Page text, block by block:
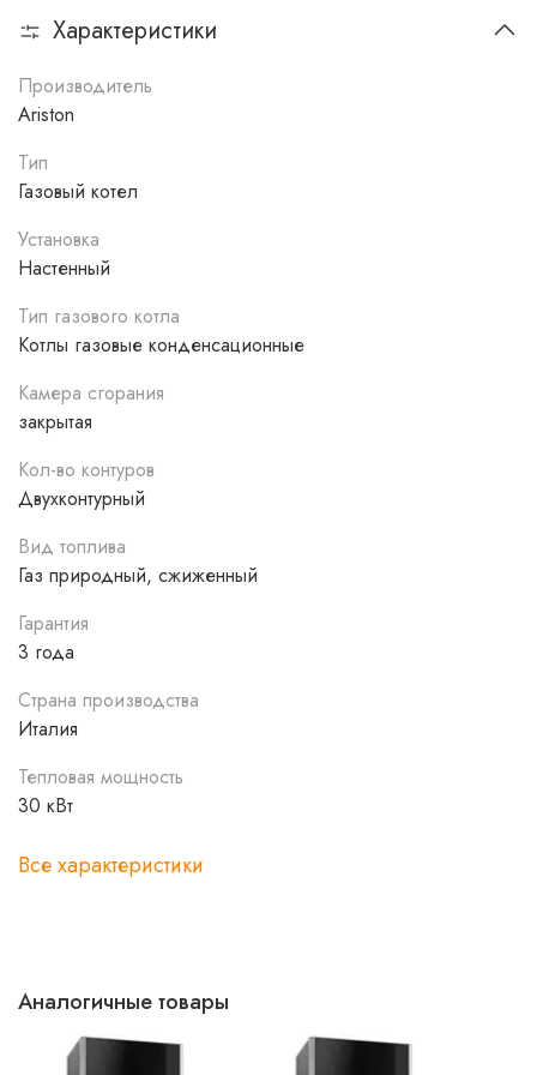
закаленного стекла устойчивого к царапинам.
дополнительных аксессуаров.
практически мгновенно.
русскоязычным меню.
Система автоматической адаптации к
Класс эффективности А+ (уличный и комнатный
Встроенный Wi-Fi модуль.
Функция «АВТО» — погодозависимое
Звукоизолирующие панели и шумоглушитель.
Гарантия на теплообменник 10 лет.
Функция Комфорт, ускоренная подача горячей
Руководство по установке
Характеристики
Производитель
Ariston
Тип
Газовый котел
Установка
Настенный
Тип газового котла
Котлы газовые конденсационные
Камера сгорания
закрытая
Кол-во контуров
Двухконтурный
Вид топлива
Газ природный, сжиженный
Гарантия
3 года
Страна производства
Италия
Тепловая мощность
30 кВт
Все характеристики
Аналогичные товары